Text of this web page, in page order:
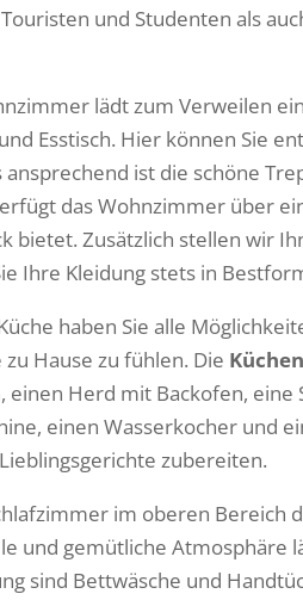
und Studenten als
lädt zum Verweilen
Esstisch. Hier können Sie
ist die schöne
das Wohnzimmer über
bietet. Zusätzlich stellen wir
Ihre Kleidung stets in
haben Sie alle
Hause zu fühlen. Die
Herd mit Backofen, eine
einen Wasserkocher und
zubereiten.
im oberen Bereich
und gemütliche Atmosphäre
sind Bettwäsche und